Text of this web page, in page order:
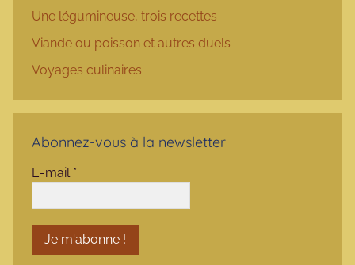
Une légumineuse, trois recettes
Viande ou poisson et autres duels
Voyages culinaires
Abonnez-vous à la newsletter
E-mail *